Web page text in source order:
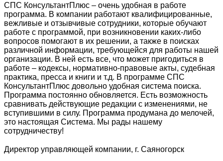
СПС КонсультантПлюс – очень удобная в работе
программа. В компании работают квалифицированные,
вежливые и отзывчивые сотрудники, которые обучают
работе с программой, при возникновении каких-либо
вопросов помогают в их решении, а также в поисках
различной информации, требующейся для работы нашей
организации. В ней есть все, что может пригодиться в
работе – кодексы, нормативно-правовые акты, судебная
практика, пресса и книги и т.д. В программе СПС
КонсультантПлюс довольно удобная система поиска.
Программа постоянно обновляется. Есть возможность
сравнивать действующие редакции с изменениями, не
вступившими в силу. Программа продумана до мелочей,
это настоящая Система. Мы рады нашему
сотрудничеству!
Директор управляющей компании, г. Саяногорск